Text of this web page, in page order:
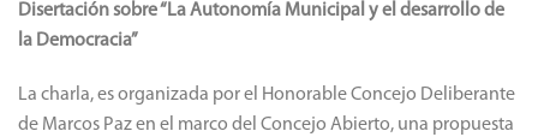
Disertación sobre “La Autonomía Municipal y el desarrollo de
la Democracia”
La charla, es organizada por el Honorable Concejo Deliberante
de Marcos Paz en el marco del Concejo Abierto, una propuesta